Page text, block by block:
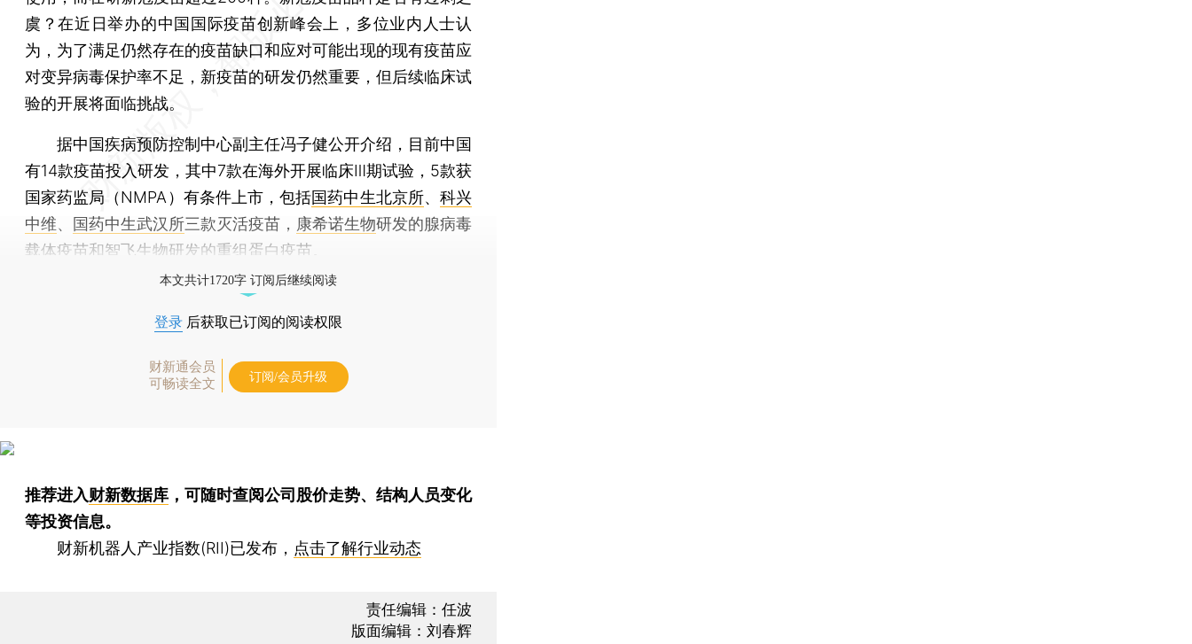
虞？在近日举办的中国国际疫苗创新峰会上，多位业内人士认
为，为了满足仍然存在的疫苗缺口和应对可能出现的现有疫苗应
对变异病毒保护率不足，新疫苗的研发仍然重要，但后续临床试
验的开展将面临挑战。
据中国疾病预防控制中心副主任冯子健公开介绍，目前中国
有14款疫苗投入研发，其中7款在海外开展临床Ⅲ期试验，5款获
国家药监局（NMPA）有条件上市，包括国药中生北京所、 科兴
中维、 国药中生武汉所三款灭活疫苗， 康希诺生物研发的腺病毒
载体疫苗和智飞生物研发的重组蛋白疫苗。
本文共计1720字 订阅后继续阅读
登录 后获取已订阅的阅读权限
财新通会员
可畅读全文
订阅/会员升级
推荐进入财新数据库 ，可随时查阅公司股价走势、结构人员变化
等投资信息。
财新机器人产业指数(RII)已发布， 点击了解行业动态
责任编辑：任波
版面编辑：刘春辉